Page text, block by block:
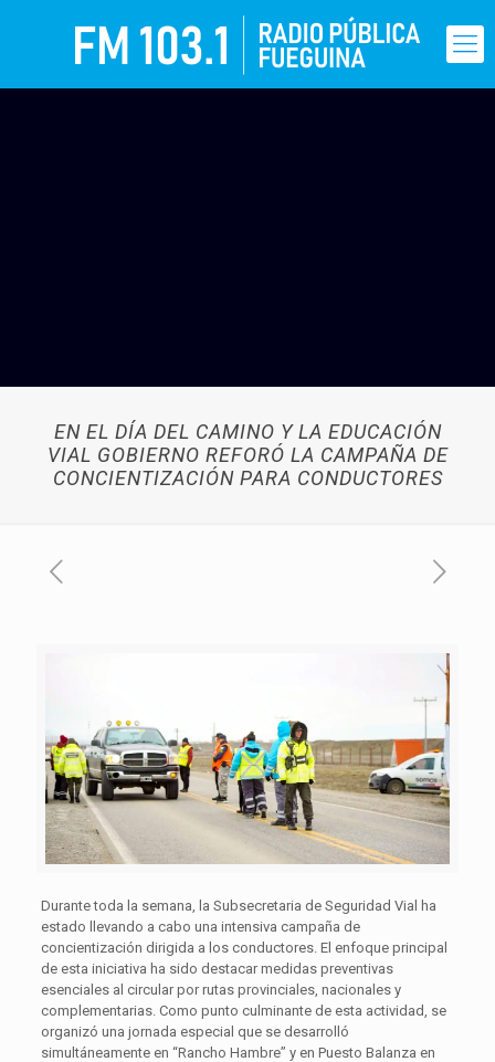
EN EL DÍA DEL CAMINO Y LA EDUCACIÓN
VIAL GOBIERNO REFORÓ LA CAMPAÑA DE
CONCIENTIZACIÓN PARA CONDUCTORES
Durante toda la semana, la Subsecretaria de Seguridad Vial ha
estado llevando a cabo una intensiva campaña de
concientización dirigida a los conductores. El enfoque principal
de esta iniciativa ha sido destacar medidas preventivas
esenciales al circular por rutas provinciales, nacionales y
complementarias. Como punto culminante de esta actividad, se
organizó una jornada especial que se desarrolló
simultáneamente en “Rancho Hambre” y en Puesto Balanza en